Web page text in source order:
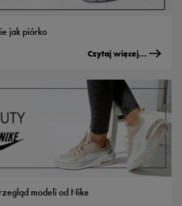
jak piórko
Czytaj więcej...
modeli od Nike